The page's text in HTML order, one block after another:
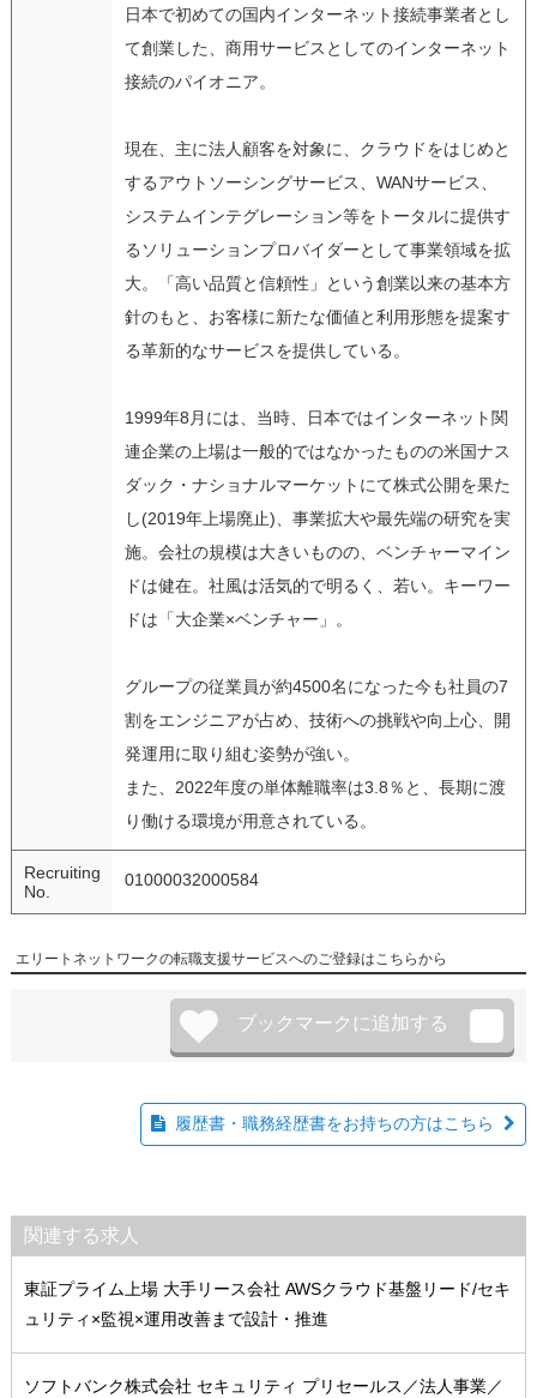
日本で初めての国内インターネット接続事業者とし
て創業した、商用サービスとしてのインターネット
接続のパイオニア。
現在、主に法人顧客を対象に、クラウドをはじめと
するアウトソーシングサービス、WANサービス、
システムインテグレーション等をトータルに提供す
るソリューションプロバイダーとして事業領域を拡
大。「高い品質と信頼性」という創業以来の基本方
針のもと、お客様に新たな価値と利用形態を提案す
る革新的なサービスを提供している。
1999年8月には、当時、日本ではインターネット関
連企業の上場は一般的ではなかったものの米国ナス
ダック・ナショナルマーケットにて株式公開を果た
し(2019年上場廃止)、事業拡大や最先端の研究を実
施。会社の規模は大きいものの、ベンチャーマイン
ドは健在。社風は活気的で明るく、若い。キーワー
ドは「大企業×ベンチャー」。
グループの従業員が約4500名になった今も社員の7
割をエンジニアが占め、技術への挑戦や向上心、開
発運用に取り組む姿勢が強い。
また、2022年度の単体離職率は3.8％と、長期に渡
り働ける環境が用意されている。
Recruiting
No.
01000032000584
エリートネットワークの転職支援サービスへのご登録はこちらから
履歴書・職務経歴書をお持ちの方はこちら
関連する求人
東証プライム上場 大手リース会社 AWSクラウド基盤リード/セキ
ュリティ×監視×運用改善まで設計・推進
ソフトバンク株式会社 セキュリティ プリセールス／法人事業／